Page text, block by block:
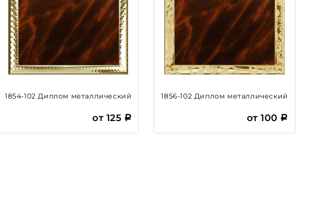
1854-102 Диплом металлический
от 125
1856-102 Диплом металлический
от 100